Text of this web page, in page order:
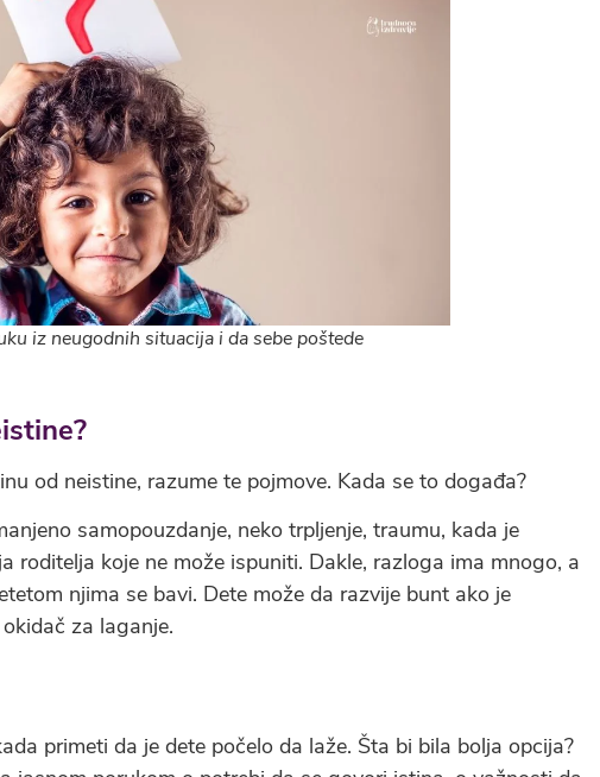
iz neugodnih situacija i da sebe poštede
od neistine, razume te pojmove. Kada se to događa?
samopouzdanje, neko trpljenje, traumu, kada je
roditelja koje ne može ispuniti. Dakle, razloga ima mnogo, a
njima se bavi. Dete može da razvije bunt ako je
za laganje.
primeti da je dete počelo da laže. Šta bi bila bolja opcija?